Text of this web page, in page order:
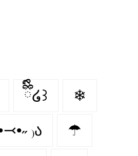
ྀིྀི໒꒱ ❄
₎ა ☂